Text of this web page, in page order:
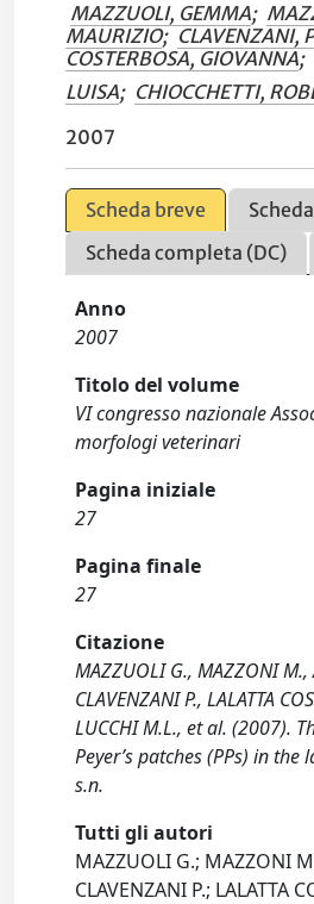
MAZZUOLI, GEMMA;
MAURIZIO; CLAVENZANI,
COSTERBOSA, GIOVANNA;
LUISA; CHIOCCHETTI,
2007
Scheda breve
Scheda completa (DC)
Anno
2007
Titolo del volume
VI congresso nazionale
morfologi veterinari
Pagina iniziale
27
Pagina finale
27
Citazione
MAZZUOLI G., MAZZONI M.,
CLAVENZANI P., LALATTA
LUCCHI M.L., et al. (2007).
Peyer’s patches (PPs) in the
s.n.
Tutti gli autori
MAZZUOLI G.; MAZZONI
CLAVENZANI P.; LALATTA